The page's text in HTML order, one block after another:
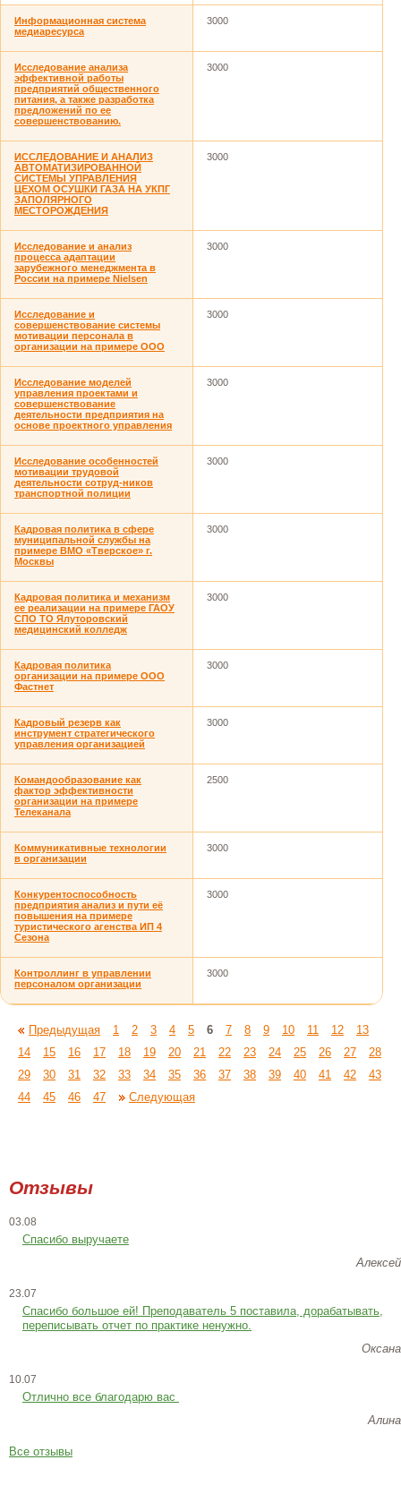
Информационная система
медиаресурса
3000
Исследование анализа
эффективной работы
предприятий общественного
питания, а также разработка
предложений по ее
совершенствованию.
3000
ИССЛЕДОВАНИЕ И АНАЛИЗ
АВТОМАТИЗИРОВАННОЙ
СИСТЕМЫ УПРАВЛЕНИЯ
ЦЕХОМ ОСУШКИ ГАЗА НА УКПГ
ЗАПОЛЯРНОГО
МЕСТОРОЖДЕНИЯ
3000
Исследование и анализ
процесса адаптации
зарубежного менеджмента в
России на примере Nielsen
3000
Исследование и
совершенствование системы
мотивации персонала в
организации на примере ООО
3000
Исследование моделей
управления проектами и
совершенствование
деятельности предприятия на
основе проектного управления
3000
Исследование особенностей
мотивации трудовой
деятельности сотруд-ников
транспортной полиции
3000
Кадровая политика в сфере
муниципальной службы на
примере ВМО «Тверское» г.
Москвы
3000
Кадровая политика и механизм
ее реализации на примере ГАОУ
СПО ТО Ялуторовский
медицинский колледж
3000
Кадровая политика
организации на примере ООО
Фастнет
3000
Кадровый резерв как
инструмент стратегического
управления организацией
3000
Командообразование как
фактор эффективности
организации на примере
Телеканала
2500
Коммуникативные технологии
в организации
3000
Конкурентоспособность
предприятия анализ и пути её
повышения на примере
туристического агенства ИП 4
Сезона
3000
Контроллинг в управлении
персоналом организации
3000
Предыдущая 1 2 3 4 5 6 7 8 9 10 11 12
13
14
15 16 17 18 19 20 21 22 23 24 25 26 27
28
29
30 31 32 33 34 35 36 37 38 39 40 41 42
43
44
45 46 47 Следующая
Отзывы
03.08
Спасибо выручаете
Алексей
23.07
Cпасибо большое ей! Преподаватель 5 поставила, дорабатывать,
переписывать отчет по практике ненужно.
Оксана
10.07
Отлично все благодарю вас
Алина
Все отзывы